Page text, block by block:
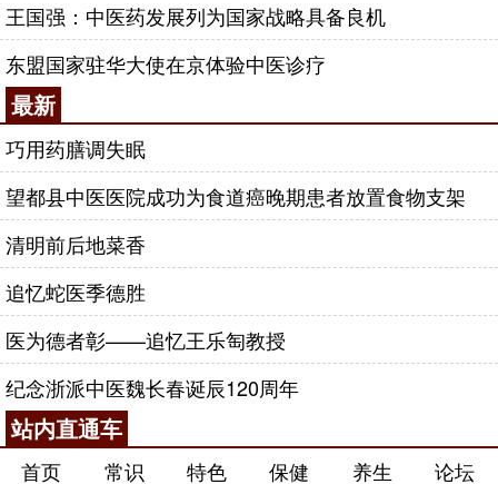
王国强：中医药发展列为国家战略具备良机
东盟国家驻华大使在京体验中医诊疗
最新
巧用药膳调失眠
望都县中医医院成功为食道癌晚期患者放置食物支架
清明前后地菜香
追忆蛇医季德胜
医为德者彰——追忆王乐匋教授
纪念浙派中医魏长春诞辰120周年
站内直通车
首页 常识 特色 保健 养生 论坛